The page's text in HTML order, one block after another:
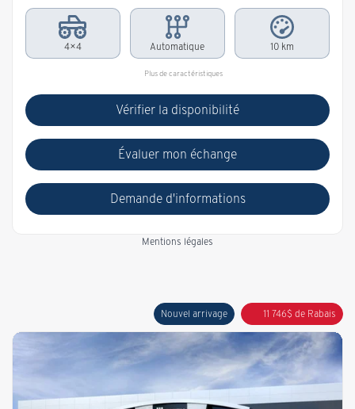
4×4 Automatique 10 km
Plus de caractéristiques
Vérifier la disponibilité
Évaluer mon échange
Demande d'informations
Mentions légales
Nouvel arrivage 11 746$ de Rabais